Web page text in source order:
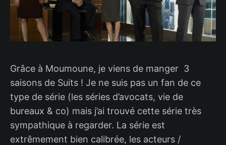
Grâce à Moumoune, je viens de manger 3
saisons de Suits ! Je ne suis pas un fan de ce
type de série (les séries d’avocats, vie de
bureaux & co) mais j’ai trouvé cette série très
sympathique à regarder. La série est
extrêmement bien calibrée, les acteurs /